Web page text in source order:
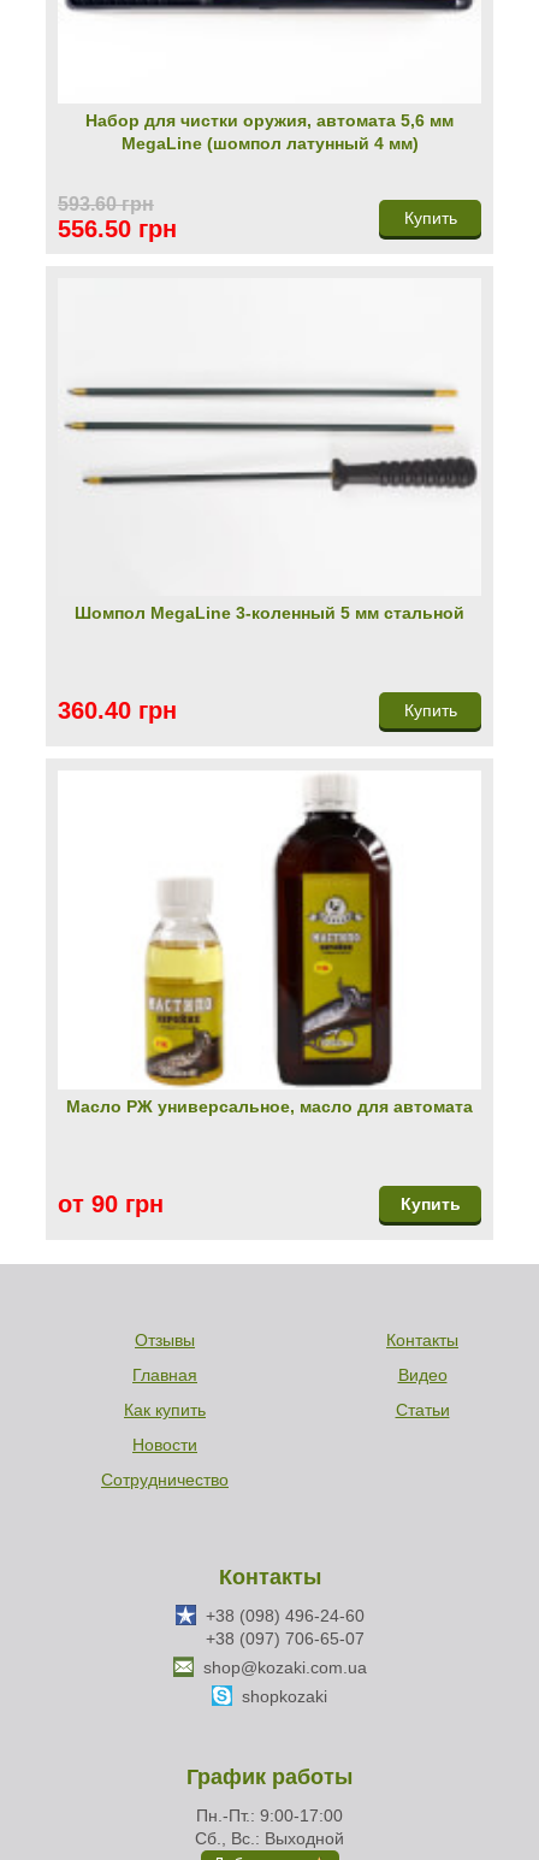
Набор для чистки оружия, автомата 5,6 мм
MegaLine (шомпол латунный 4 мм)
593.60 грн
556.50 грн Купить
Шомпол MegaLine 3-коленный 5 мм стальной
360.40 грн Купить
Масло РЖ универсальное, масло для автомата
от 90 грн Купить
Отзывы
Главная
Как купить
Новости
Сотрудничество
Контакты
Видео
Статьи
График работы
Пн.-Пт.: 9:00-17:00
Сб., Вс.: Выходной
Контакты
+38 (098) 496-24-60
+38 (097) 706-65-07
shop@kozaki.com.ua
shopkozaki